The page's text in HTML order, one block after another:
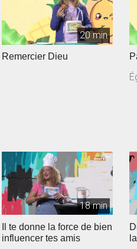
20 min
Remercier Dieu
18 min
Il te donne la force de bien
influencer tes amis